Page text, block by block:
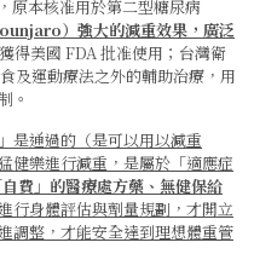
本核准用於第二型糖尿病
）強大的減重效果，廣泛
得美國 FDA 批准使用；台灣衛
及運動療法之外的輔助治療，用
。
是通過的（是可以用以減重
健樂進行減重，是屬於「適應症
費」的醫療處方藥、無健保給
行身體評估與劑量規劃，才開立
調整，才能安全達到理想體重管